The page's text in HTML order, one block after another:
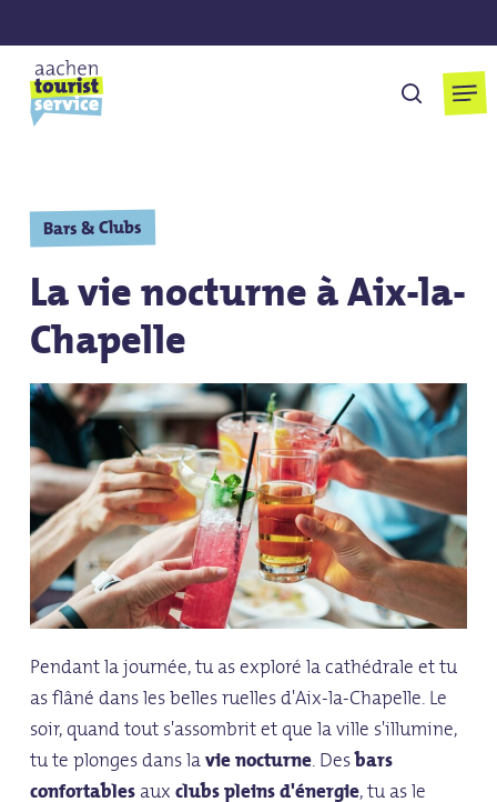
to
main
content
Bars & Clubs
La vie nocturne à Aix-la-
Chapelle
Pendant la journée, tu as exploré la cathédrale et tu
as flâné dans les belles ruelles d'Aix-la-Chapelle. Le
soir, quand tout s'assombrit et que la ville s'illumine,
tu te plonges dans lavie nocturne. Desbars
confortablesauxclubs pleins d'énergie, tu as le